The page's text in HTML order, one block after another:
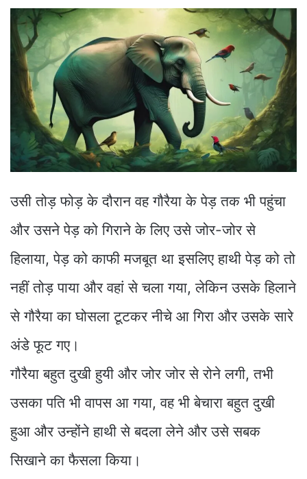
उसी तोड़ फोड़ के दौरान वह गौरैया के पेड़ तक भी पहुंचा
और उसने पेड़ को गिराने के लिए उसे जोर-जोर से
हिलाया, पेड़ को काफी मजबूत था इसलिए हाथी पेड़ को तो
नहीं तोड़ पाया और वहां से चला गया, लेकिन उसके हिलाने
से गौरैया का घोसला टूटकर नीचे आ गिरा और उसके सारे
अंडे फूट गए।
गौरैया बहुत दुखी हुयी और जोर जोर से रोने लगी, तभी
उसका पति भी वापस आ गया, वह भी बेचारा बहुत दुखी
हुआ और उन्होंने हाथी से बदला लेने और उसे सबक
सिखाने का फैसला किया।